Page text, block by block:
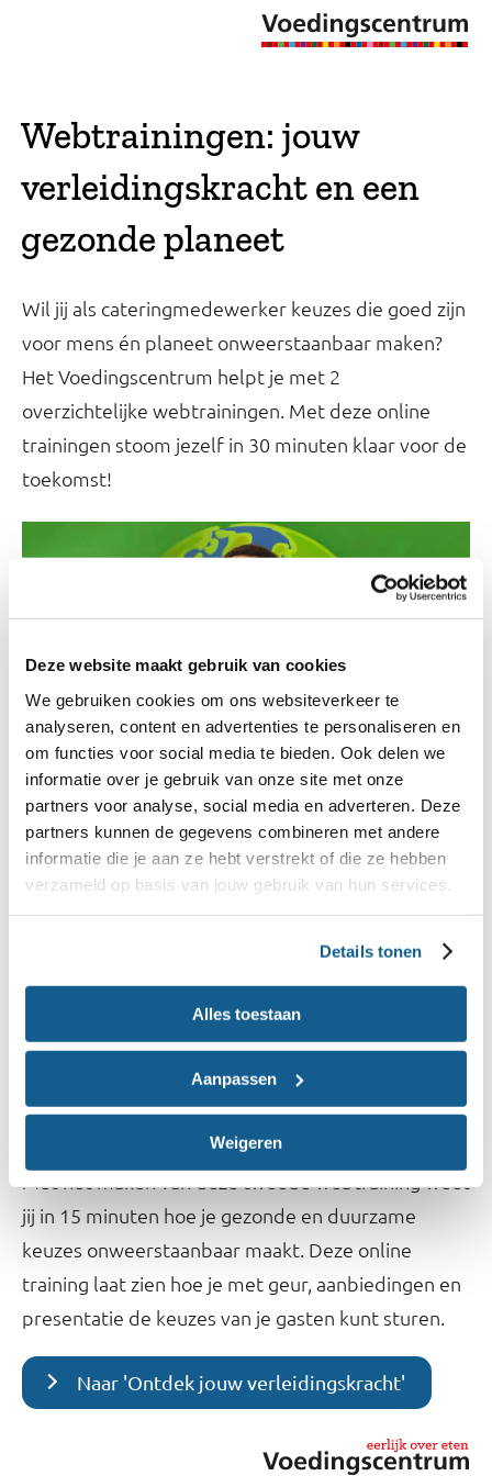
Deze website maakt gebruik van cookies
We gebruiken cookies om ons websiteverkeer te
analyseren, content en advertenties te personaliseren en
om functies voor social media te bieden. Ook delen we
informatie over je gebruik van onze site met onze
partners voor analyse, social media en adverteren. Deze
partners kunnen de gegevens combineren met andere
informatie die je aan ze hebt verstrekt of die ze hebben
verzameld op basis van jouw gebruik van hun services.
Details tonen
Alles toestaan
Aanpassen
Weigeren
Webtrainingen: jouw
verleidingskracht en een
gezonde planeet
Wil jij als cateringmedewerker keuzes die goed zijn
voor mens én planeet onweerstaanbaar maken?
Het Voedingscentrum helpt je met 2
overzichtelijke webtrainingen. Met deze online
trainingen stoom jezelf in 30 minuten klaar voor de
toekomst!
Trek in een gezonde planeet?
In deze online training ontdek je in 15 minuten met
Naar 'Trek in een gezonde planeet?'
Ontdek jouw verleidingskracht
Met het maken van deze tweede webtraining weet
jij in 15 minuten hoe je gezonde en duurzame
keuzes onweerstaanbaar maakt. Deze online
training laat zien hoe je met geur, aanbiedingen en
presentatie de keuzes van je gasten kunt sturen.
Naar 'Ontdek jouw verleidingskracht'